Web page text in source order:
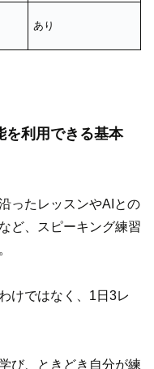
あり
を利用できる基本
ったレッスンやAIとの
ど、スピーキング練習
けではなく、1日3レ
び、ときどき自分が練